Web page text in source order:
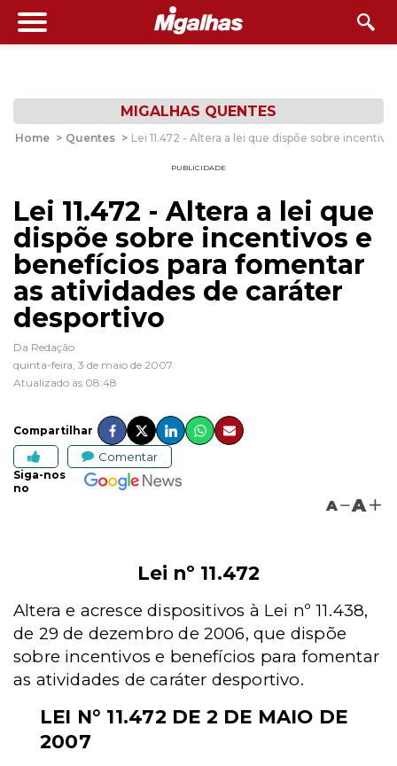
MIGALHAS QUENTES
Home > Quentes > Lei 11.472 - Altera a lei que dispõe sobre
PUBLICIDADE
Lei 11.472 - Altera a lei que
dispõe sobre incentivos e
benefícios para fomentar
as atividades de caráter
desportivo
Da Redação
quinta-feira, 3 de maio de 2007
Atualizado às 08:48
Compartilhar
Comentar
Siga-nos
no
A A
Lei nº 11.472
Altera e acresce dispositivos à Lei nº 11.438,
de 29 de dezembro de 2006, que dispõe
sobre incentivos e benefícios para fomentar
as atividades de caráter desportivo.
LEI N° 11.472 DE 2 DE MAIO DE
2007